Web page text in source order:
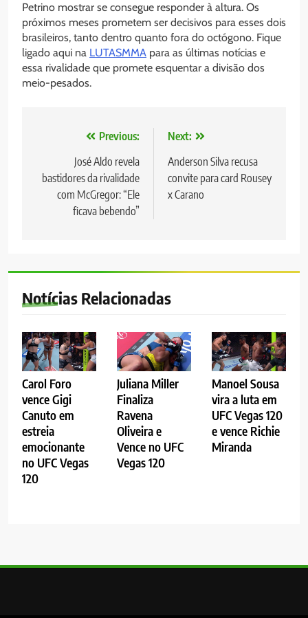
Petrino mostrar se consegue responder à altura. Os
próximos meses prometem ser decisivos para esses dois
brasileiros, tanto dentro quanto fora do octógono. Fique
ligado aqui na LUTASMMA para as últimas notícias e
essa rivalidade que promete esquentar a divisão dos
meio-pesados.
Navegação
Post
Previous:
José Aldo revela
bastidores da rivalidade
com McGregor: “Ele
ficava bebendo”
Next:
Anderson Silva recusa
convite para card Rousey
x Carano
Notícias Relacionadas
Carol Foro
vence Gigi
Canuto em
estreia
emocionante
no UFC Vegas
120
Juliana Miller
Finaliza
Ravena
Oliveira e
Vence no UFC
Vegas 120
Manoel Sousa
vira a luta em
UFC Vegas 120
e vence Richie
Miranda